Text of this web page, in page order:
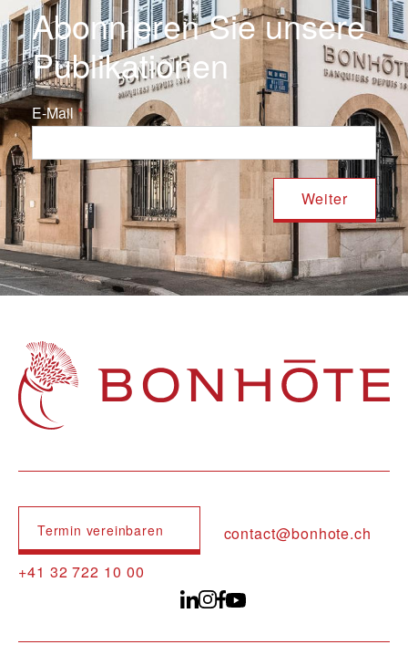
Abonnieren Sie unsere
Publikationen
E-Mail
Navigation principale
Termin vereinbaren
contact@bonhote.ch
+41 32 722 10 00